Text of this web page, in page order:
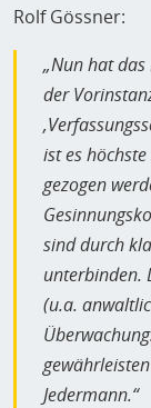
Rolf Gössner:
„Nun hat
der
ist es
gezogen
sind durch
unterbinden.
(u.a.
Jedermann.“